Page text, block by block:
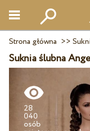
Strona główna >>
Suknia ślubna
28
040
osób